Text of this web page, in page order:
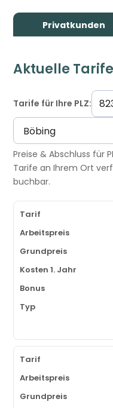
Privatkunden
Aktuelle
Tarife für Ihre PLZ:
Preise & Abschluss für
Tarife an Ihrem Ort
buchbar.